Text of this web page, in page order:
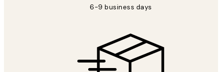
6-9 business days